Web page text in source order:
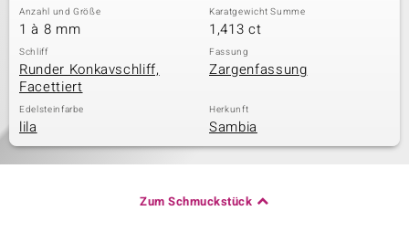
Anzahl und Größe
1 à 8 mm
Karatgewicht Summe
1,413 ct
Schliff
Runder Konkavschliff,
Facettiert
Fassung
Zargenfassung
Edelsteinfarbe
lila
Herkunft
Sambia
Zum Schmuckstück